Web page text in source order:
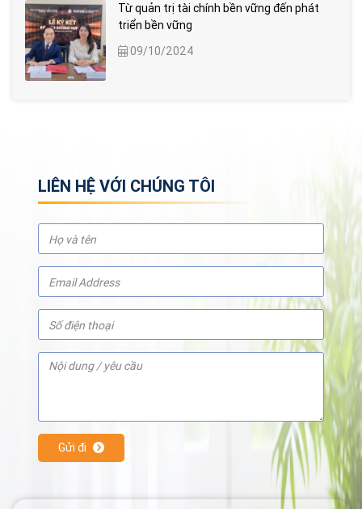
Từ quản trị tài chính bền vững đến phát
triển bền vững
09/10/2024
LIÊN HỆ VỚI CHÚNG TÔI
Gửi đi